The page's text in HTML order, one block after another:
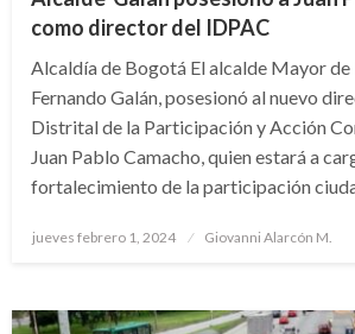
como director del IDPAC
Alcaldía de Bogotá El alcalde Mayor
Fernando Galán, posesionó al nuevo
Distrital de la Participación y Acción
Juan Pablo Camacho, quien estará a
fortalecimiento de la participación
Publicado
jueves febrero 1, 2024 Giovanni Alarcón M.